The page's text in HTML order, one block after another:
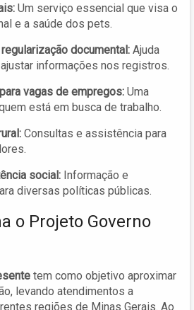
Um serviço essencial que visa o
e a saúde dos pets.
documental: Ajuda
informações nos registros.
vagas de empregos: Uma
está em busca de trabalho.
Consultas e assistência para
social: Informação e
diversas políticas públicas.
o Projeto Governo
tem como objetivo aproximar
levando atendimentos a
regiões de Minas Gerais. Ao